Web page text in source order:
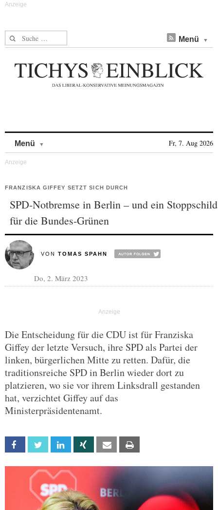
Suche nach: Menü
Menü Fr, 7. Aug 2026
FRANZISKA GIFFEY SETZT SICH DURCH
SPD-Notbremse in Berlin – und ein Stoppschild
für die Bundes-Grünen
VON TOMAS SPAHN
Do, 2. März 2023
Die Entscheidung für die CDU ist für Franziska
Giffey der letzte Versuch, ihre SPD als Partei der
linken, bürgerlichen Mitte zu retten. Dafür, die
traditionsreiche SPD in Berlin wieder dort zu
platzieren, wo sie vor ihrem Linksdrall gestanden
hat, verzichtet Giffey auf das
Ministerpräsidentenamt.
Facebook Twitter Linkedin Xing Email